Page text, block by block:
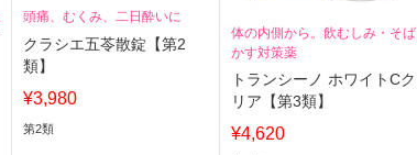
頭痛、むくみ、二日酔いに
クラシエ五苓散錠【第2
類】
¥3,980
第2類
体の内側から。飲むしみ・そば
かす対策薬
トランシーノ ホワイトCク
リア【第3類】
¥4,620